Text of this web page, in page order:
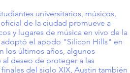
universitarios, músicos,
de la ciudad promueve a
y lugares de música en vivo de la
adoptó el apodo "Silicon Hills" en
los últimos años, algunos
deseo de proteger a las
del siglo XIX, Austin también